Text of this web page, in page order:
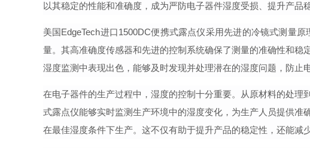
以其稳定的性能和准确度 ，成为严防电子器件湿度受损、提升产品
美国EdgeTech进口1500DC便携式露点仪采用先进的冷镜式测量原
量。其高准确度传感器和先进的控制系统确保了测量的准确性和稳
湿度监测中表现出色，能够及时发现并处理潜在的湿度问题，防止
在电子器件的生产过程中，湿度的控制十分重要。从原材料的处理
式露点仪能够实时监测生产环境中的湿度变化，为生产人员提供准
在最佳湿度条件下生产。这不仅有助于提升产品的稳定性，还能减